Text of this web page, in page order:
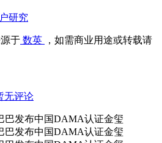
研究
于 数英
，如需商业用途或转载请
无评论